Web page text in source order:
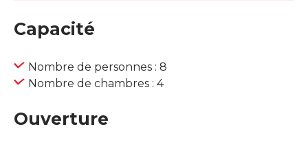
Capacité
Nombre de personnes : 8
Nombre de chambres : 4
Ouverture